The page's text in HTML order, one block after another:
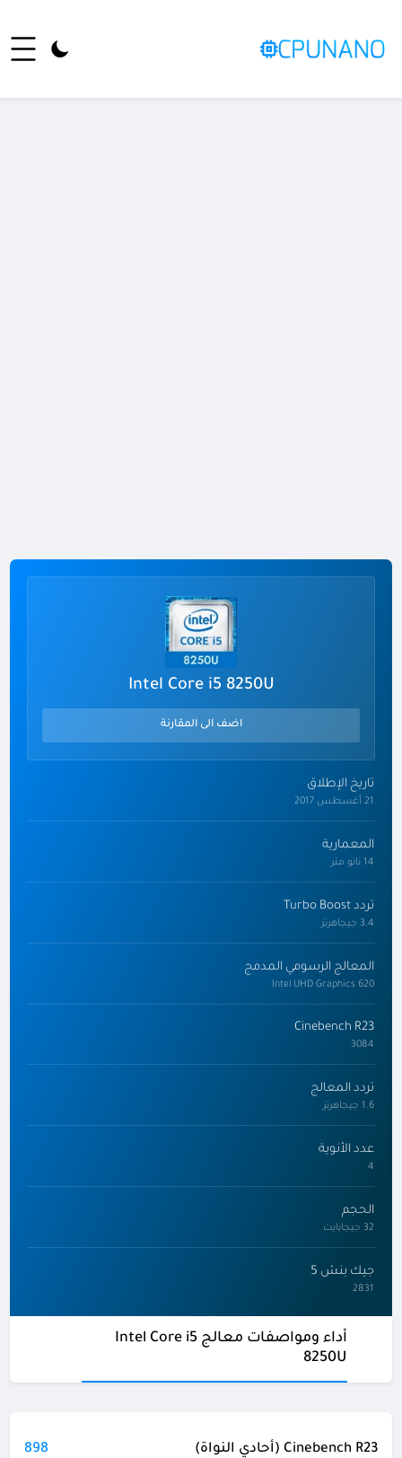
Intel Core i5 8250U
اضف الى المقارنة
تاريخ الإطلاق
21 أغسطس 2017
المعمارية
14 نانو متر
تردد Turbo Boost
3.4 جيجاهرتز
المعالج الرسومي المدمج
Intel UHD Graphics 620
Cinebench R23
3084
تردد المعالج
1.6 جيجاهرتز
عدد الأنوية
4
الحجم
32 جيجابايت
جيك بنش 5
2831
أداء ومواصفات معالج Intel Core i5
8250U
Cinebench R23 (أحادي النواة) 898